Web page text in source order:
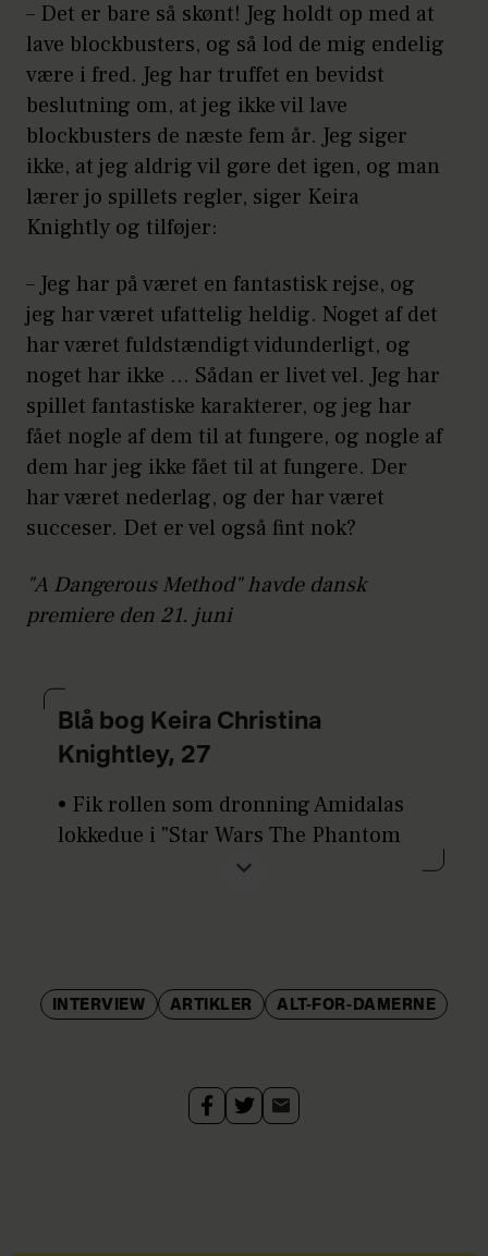
– Det er bare så skønt! Jeg holdt op med at
lave blockbusters, og så lod de mig endelig
være i fred. Jeg har truffet en bevidst
beslutning om, at jeg ikke vil lave
blockbusters de næste fem år. Jeg siger
ikke, at jeg aldrig vil gøre det igen, og man
lærer jo spillets regler, siger Keira
Knightly og tilføjer:
– Jeg har på været en fantastisk rejse, og
jeg har været ufattelig heldig. Noget af det
har været fuldstændigt vidunderligt, og
noget har ikke ... Sådan er livet vel. Jeg har
spillet fantastiske karakterer, og jeg har
fået nogle af dem til at fungere, og nogle af
dem har jeg ikke fået til at fungere. Der
har været nederlag, og der har været
succeser. Det er vel også fint nok?
"A Dangerous Method" havde dansk
premiere den 21. juni
Blå bog Keira Christina
Knightley, 27
• Fik rollen som dronning Amidalas
lokkedue i "Star Wars The Phantom
Menace". (1999) på grund af sin
(2002).
"Pirates of the Caribbean" (2003) som
INTERVIEW ARTIKLER ALT-FOR-DAMERNE